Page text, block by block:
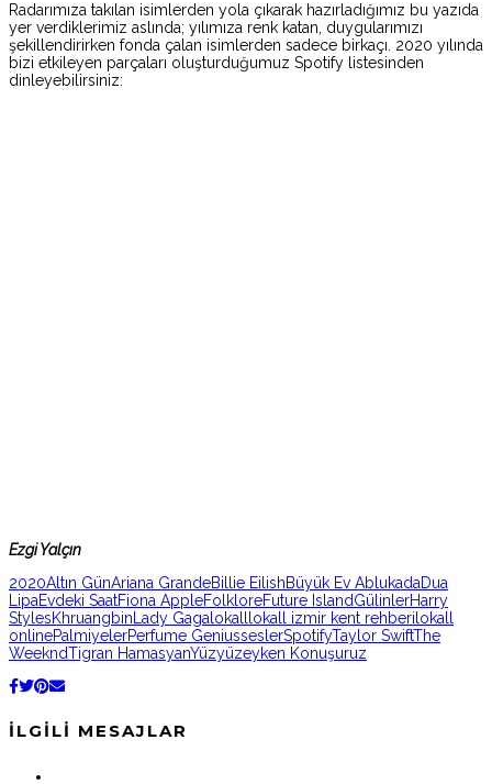
Radarımıza takılan isimlerden yola çıkarak hazırladığımız bu yazıda
yer verdiklerimiz aslında; yılımıza renk katan, duygularımızı
şekillendirirken fonda çalan isimlerden sadece birkaçı. 2020 yılında
bizi etkileyen parçaları oluşturduğumuz Spotify listesinden
dinleyebilirsiniz:
Ezgi Yalçın
2020Altın GünAriana GrandeBillie EilishBüyük Ev AblukadaDua
LipaEvdeki SaatFiona AppleFolkloreFuture IslandGülinlerHarry
StylesKhruangbinLady Gagalokalllokall izmir kent rehberilokall
onlinePalmiyelerPerfume GeniusseslerSpotifyTaylor SwiftThe
WeekndTigran HamasyanYüzyüzeyken Konuşuruz
İLGILI MESAJLAR